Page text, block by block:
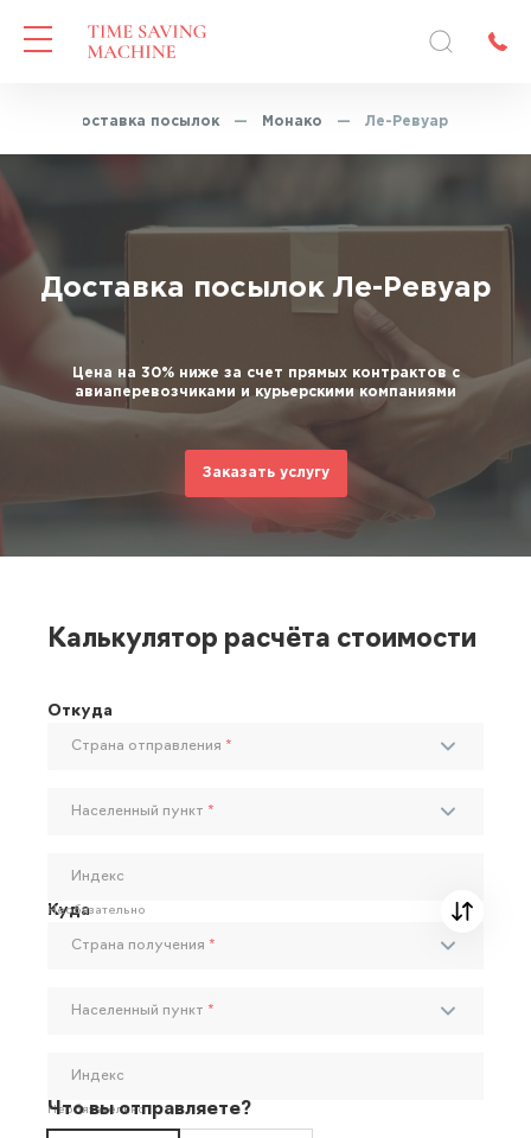
Доставка посылок — Монако — Ле-Ревуар
Доставка посылок Ле-Ревуар
Цена на 30% ниже за счет прямых контрактов с
авиаперевозчиками и курьерскими компаниями
Заказать услугу
Калькулятор расчёта стоимости
Откуда
Страна отправления *
Населенный пункт *
Индекс
Необязательно
Куда
Страна получения *
Населенный пункт *
Индекс
Необязательно
Что вы отправляете?